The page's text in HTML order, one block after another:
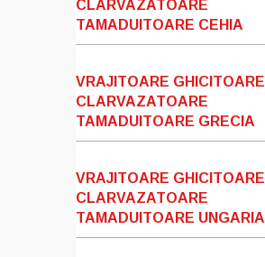
CLARVAZATOARE
TAMADUITOARE CEHIA
VRAJITOARE GHICITOARE
CLARVAZATOARE
TAMADUITOARE GRECIA
VRAJITOARE GHICITOARE
CLARVAZATOARE
TAMADUITOARE UNGARIA